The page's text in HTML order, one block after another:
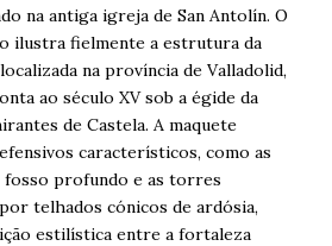
na antiga igreja de San Antolín. O
ilustra fielmente a estrutura da
na província de Valladolid,
ao século XV sob a égide da
de Castela. A maquete
característicos, como as
fosso profundo e as torres
telhados cónicos de ardósia,
estilística entre a fortaleza